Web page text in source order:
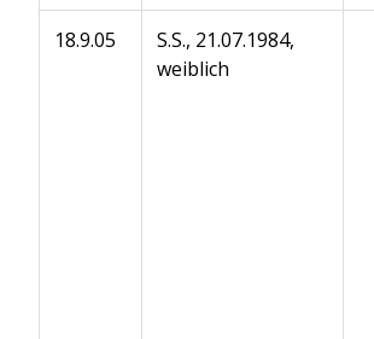
18.9.05
S.S., 21.07.1984,
weiblich